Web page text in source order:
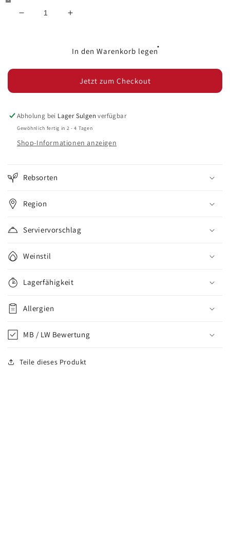
Verringere
Pradal
Erhöhe
für
Pradal
Rosé
In den Warenkorb legen
Jetzt zum Checkout
Abholung bei Lager Sulgen verfügbar
Gewöhnlich fertig in 2 - 4 Tagen
Shop-Informationen anzeigen
Rebsorten
Region
Serviervorschlag
Weinstil
Lagerfähigkeit
Allergien
MB / LW Bewertung
Teile dieses Produkt